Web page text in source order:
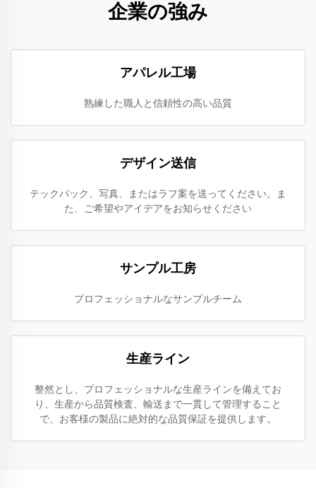
企業の強み
アパレル工場
熟練した職人と信頼性の高い品質
デザイン送信
テックパック、写真、またはラフ案を送ってください。ま
た、ご希望やアイデアをお知らせください
サンプル工房
プロフェッショナルなサンプルチーム
生産ライン
整然とし、プロフェッショナルな生産ラインを備えてお
り、生産から品質検査、輸送まで一貫して管理すること
で、お客様の製品に絶対的な品質保証を提供します。